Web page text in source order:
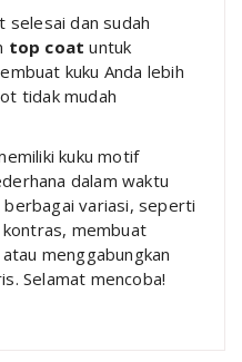
selesai dan sudah
top coat untuk
kuku Anda lebih
tidak mudah
kuku motif
dalam waktu
berbagai variasi, seperti
membuat
menggabungkan
Selamat mencoba!